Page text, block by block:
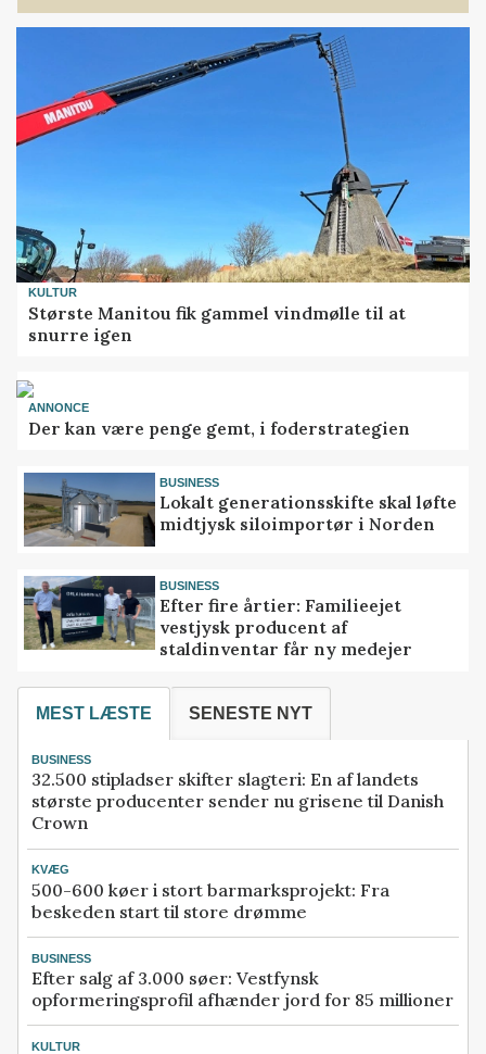
KULTUR
Største Manitou fik gammel vindmølle til at
snurre igen
ANNONCE
Der kan være penge gemt, i foderstrategien
BUSINESS
Lokalt generationsskifte skal løfte
midtjysk siloimportør i Norden
BUSINESS
Efter fire årtier: Familieejet
vestjysk producent af
staldinventar får ny medejer
MEST LÆSTE SENESTE NYT
BUSINESS
32.500 stipladser skifter slagteri: En af landets
største producenter sender nu grisene til Danish
Crown
KVÆG
500-600 køer i stort barmarksprojekt: Fra
beskeden start til store drømme
BUSINESS
Efter salg af 3.000 søer: Vestfynsk
opformeringsprofil afhænder jord for 85 millioner
KULTUR